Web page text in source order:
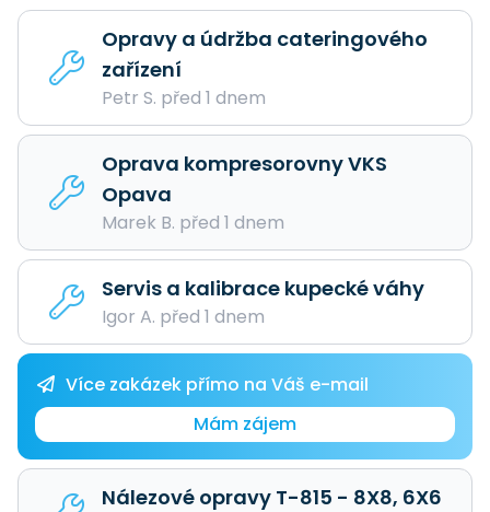
Opravy a údržba cateringového
zařízení
Petr S. před 1 dnem
Oprava kompresorovny VKS
Opava
Marek B. před 1 dnem
Servis a kalibrace kupecké váhy
Igor A. před 1 dnem
Více zakázek přímo na Váš e-mail
Mám zájem
Nálezové opravy T-815 - 8X8, 6X6